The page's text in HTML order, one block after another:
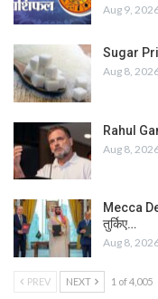
Aug 9,
Sugar
Aug 8,
Rahul
Aug 8,
Mecca
तुर्किए…
Aug 8,
PREV NEXT 1 of 4,005